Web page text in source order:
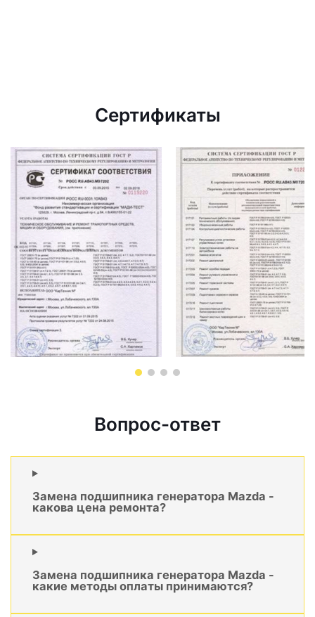
Сертификаты
Вопрос-ответ
Замена подшипника генератора Mazda -
какова цена ремонта?
Замена подшипника генератора Mazda -
какие методы оплаты принимаются?